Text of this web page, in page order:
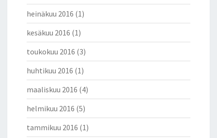
heinäkuu 2016 (1)
kesäkuu 2016 (1)
toukokuu 2016 (3)
huhtikuu 2016 (1)
maaliskuu 2016 (4)
helmikuu 2016 (5)
tammikuu 2016 (1)